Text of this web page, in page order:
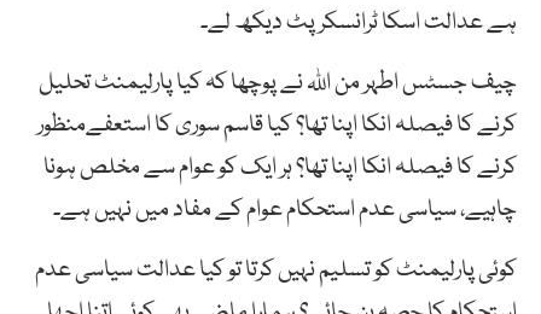
ہے عدالت اسکا ٹرانسکرپٹ دیکھ لے۔
چیف جسٹس اطہر من اللہ نے پوچھا کہ کیا پارلیمنٹ تحلیل
کرنے کا فیصلہ انکا اپنا تھا؟ کیا قاسم سوری کا استعفےمنظور
کرنے کا فیصلہ انکا اپنا تھا؟ ہر ایک کو عوام سے مخلص ہونا
چاہیے، سیاسی عدم استحکام عوام کے مفاد میں نہیں ہے۔
کوئی پارلیمنٹ کو تسلیم نہیں کرتا تو کیا عدالت سیاسی عدم